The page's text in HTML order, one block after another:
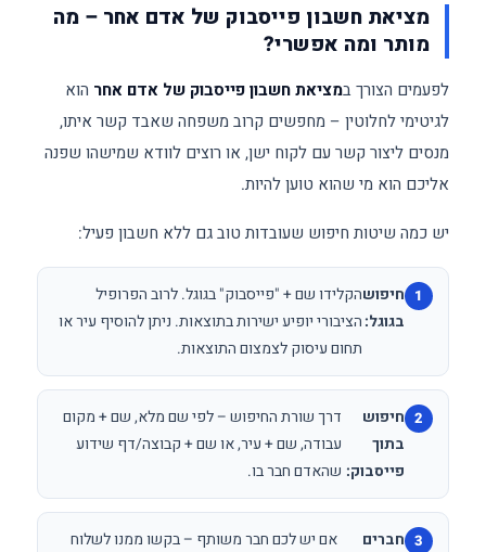
מציאת חשבון פייסבוק של אדם אחר – מה
מותר ומה אפשרי?
לפעמים הצורך במציאת חשבון פייסבוק של אדם אחר הוא
לגיטימי לחלוטין – מחפשים קרוב משפחה שאבד קשר איתו,
מנסים ליצור קשר עם לקוח ישן, או רוצים לוודא שמישהו שפנה
אליכם הוא מי שהוא טוען להיות.
יש כמה שיטות חיפוש שעובדות טוב גם ללא חשבון פעיל:
חיפוש
בגוגל:
הקלידו שם + "פייסבוק" בגוגל. לרוב הפרופיל
הציבורי יופיע ישירות בתוצאות. ניתן להוסיף עיר או
תחום עיסוק לצמצום התוצאות.
חיפוש
בתוך
פייסבוק:
דרך שורת החיפוש – לפי שם מלא, שם + מקום
עבודה, שם + עיר, או שם + קבוצה/דף שידוע
שהאדם חבר בו.
חברים
אם יש לכם חבר משותף – בקשו ממנו לשלוח